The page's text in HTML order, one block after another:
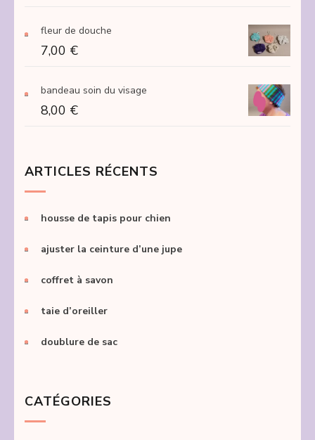
fleur de douche
7,00 €
bandeau soin du visage
8,00 €
ARTICLES RÉCENTS
housse de tapis pour chien
ajuster la ceinture d’une jupe
coffret à savon
taie d’oreiller
doublure de sac
CATÉGORIES